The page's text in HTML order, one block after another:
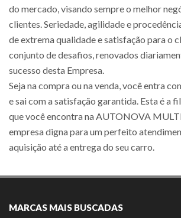
do mercado, visando sempre o melhor
clientes. Seriedade, agilidade e
de extrema qualidade e satisfação para o
conjunto de desafios, renovados
sucesso desta Empresa.
Seja na compra ou na venda, você entra
e sai com a satisfação garantida. Esta é a
que você encontra na AUTONOVA
empresa digna para um perfeito
aquisição até a entrega do seu carro.
MARCAS MAIS BUSCADAS